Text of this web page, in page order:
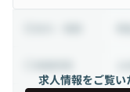
求人情報をご覧